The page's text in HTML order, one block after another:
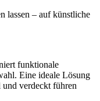
lassen – auf künstliche
funktionale
Eine ideale Lösung
verdeckt führen